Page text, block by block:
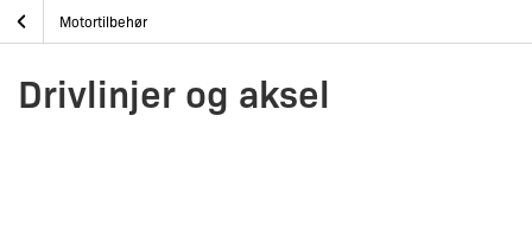
Skip
to
content
Hjem
Båtmotor og tilbehør
Motortilbehør
Drivlinjer og aksel
Drivlinjer og aksel